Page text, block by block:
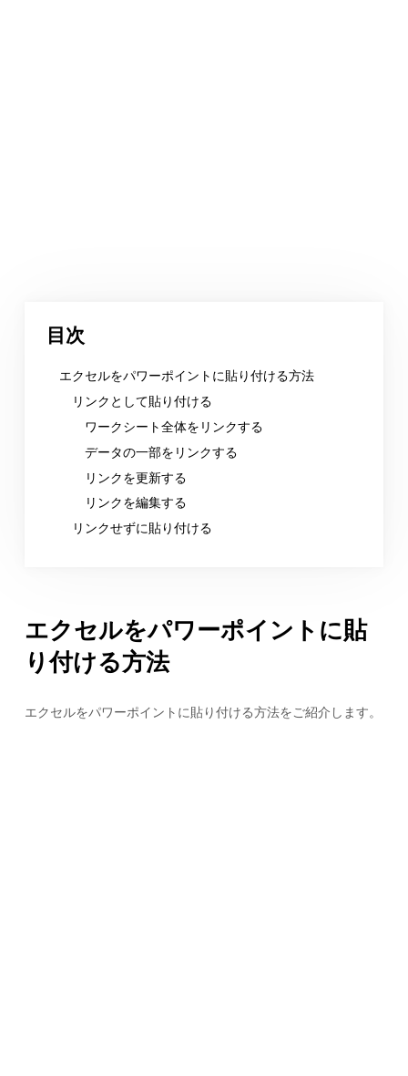
目次
エクセルをパワーポイントに貼り付ける方法
リンクとして貼り付ける
ワークシート全体をリンクする
データの一部をリンクする
リンクを更新する
リンクを編集する
リンクせずに貼り付ける
エクセルをパワーポイントに貼
り付ける方法
エクセルをパワーポイントに貼り付ける方法をご紹介します。